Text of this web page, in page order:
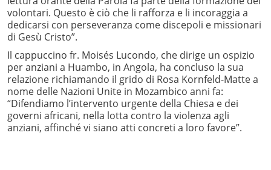
volontari. Questo è ciò che li rafforza e li incoraggia a
dedicarsi con perseveranza come discepoli e missionari
di Gesù Cristo”.
Il cappuccino fr. Moisés Lucondo, che dirige un ospizio
per anziani a Huambo, in Angola, ha concluso la sua
relazione richiamando il grido di Rosa Kornfeld-Matte a
nome delle Nazioni Unite in Mozambico anni fa:
“Difendiamo l’intervento urgente della Chiesa e dei
governi africani, nella lotta contro la violenza agli
anziani, affinché vi siano atti concreti a loro favore”.